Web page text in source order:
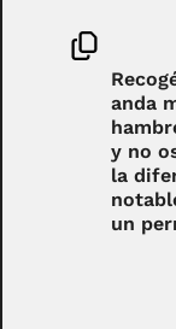
anda
y no
la
un